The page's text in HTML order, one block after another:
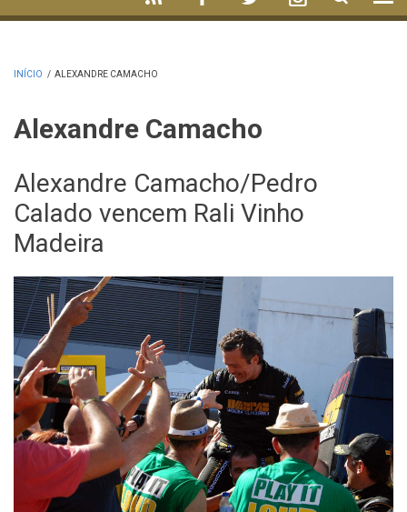
INÍCIO / ALEXANDRE CAMACHO
Alexandre Camacho
Alexandre Camacho/Pedro
Calado vencem Rali Vinho
Madeira